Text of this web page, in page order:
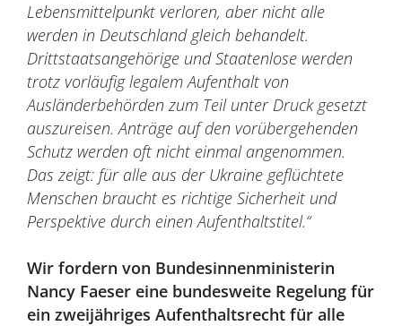
Lebensmittelpunkt verloren, aber nicht alle
werden in Deutschland gleich behandelt.
Drittstaatsangehörige und Staatenlose werden
trotz vorläufig legalem Aufenthalt von
Ausländerbehörden zum Teil unter Druck gesetzt
auszureisen. Anträge auf den vorübergehenden
Schutz werden oft nicht einmal angenommen.
Das zeigt: für alle aus der Ukraine geflüchtete
Menschen braucht es richtige Sicherheit und
Perspektive durch einen Aufenthaltstitel.“
Wir fordern von Bundesinnenministerin
Nancy Faeser eine bundesweite Regelung für
ein zweijähriges Aufenthaltsrecht für alle